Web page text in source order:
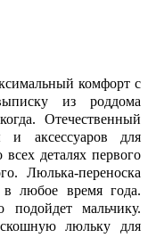
комфорт с
из роддома
Отечественный
и аксессуаров для
деталях первого
Люлька-переноска
любое время года.
мальчику.
люльку для